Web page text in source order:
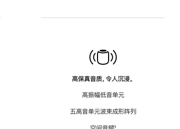
高保真音质，令人沉浸。
高振幅低音单元
五高音单元波束成形阵列